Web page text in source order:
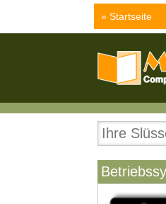
» Startseite